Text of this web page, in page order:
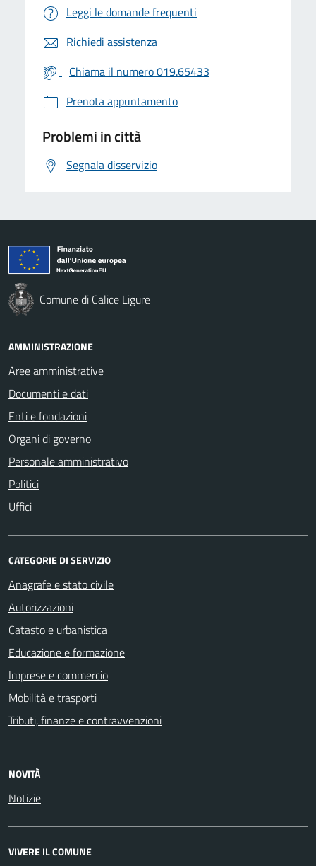
Leggi le domande frequenti
Richiedi assistenza
Chiama il numero 019.65433
Prenota appuntamento
Problemi in città
Segnala disservizio
Comune di Calice Ligure
AMMINISTRAZIONE
Aree amministrative
Documenti e dati
Enti e fondazioni
Organi di governo
Personale amministrativo
Politici
Uffici
CATEGORIE DI SERVIZIO
Anagrafe e stato civile
Autorizzazioni
Catasto e urbanistica
Educazione e formazione
Imprese e commercio
Mobilità e trasporti
Tributi, finanze e contravvenzioni
NOVITÀ
Notizie
VIVERE IL COMUNE